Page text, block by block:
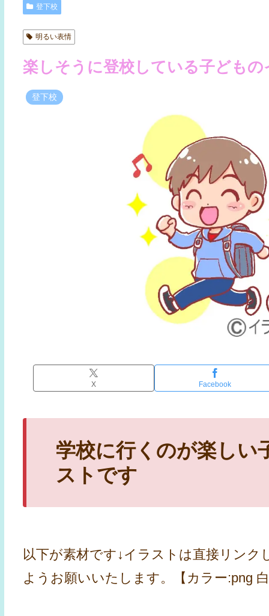
登下校
明るい表情
楽しそうに登校している子どもの
登下校
X Facebook
学校に行くのが楽しい
ストです
以下が素材です↓イラストは直接リン
ようお願いいたします。【カラー:png